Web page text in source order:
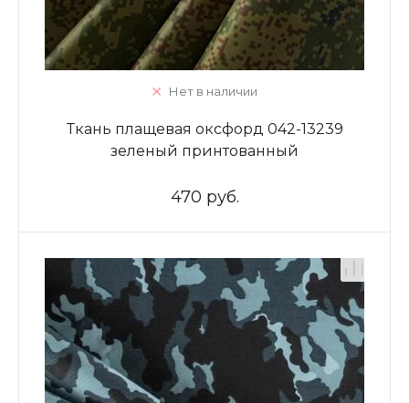
Нет в наличии
Ткань плащевая оксфорд 042-13239
зеленый принтованный
470 руб.